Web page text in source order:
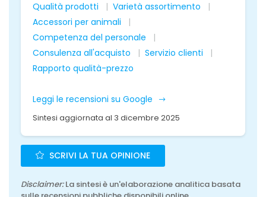
Qualità prodotti
Varietà assortimento
Accessori per animali
Competenza del personale
Consulenza all'acquisto
Servizio clienti
Rapporto qualità-prezzo
Leggi le recensioni su Google
Sintesi aggiornata al 3 dicembre 2025
SCRIVI LA TUA OPINIONE
Disclaimer:La sintesi è un'elaborazione analitica basata